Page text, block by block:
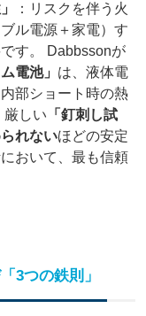
：リスクを伴う火
ル電源＋家電）す
す。 Dabbssonが
電池」 は、液体電
部ショート時の熱
厳しい 「釘刺し試
れないほどの安定
おいて、最も信頼
3つの鉄則」